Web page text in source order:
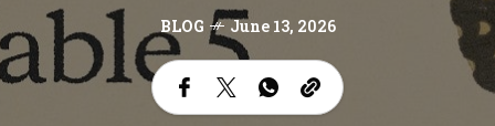
BLOG June 13, 2026